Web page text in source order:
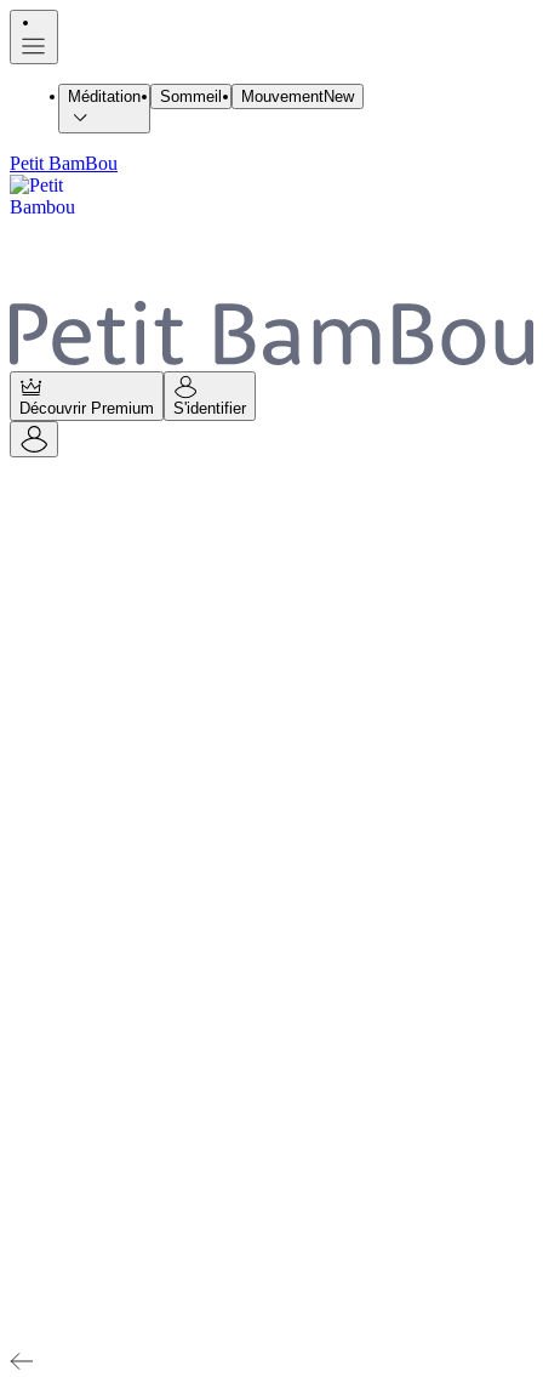
Méditation Sommeil MouvementNew
Petit BamBou
Découvrir Premium S'identifier